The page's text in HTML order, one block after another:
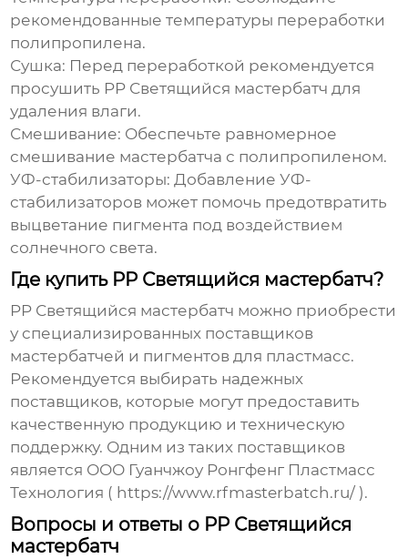
рекомендованные температуры переработки
полипропилена.
Сушка: Перед переработкой рекомендуется
просушить PP Светящийся мастербатч для
удаления влаги.
Смешивание: Обеспечьте равномерное
смешивание мастербатча с полипропиленом.
УФ-стабилизаторы: Добавление УФ-
стабилизаторов может помочь предотвратить
выцветание пигмента под воздействием
солнечного света.
Где купить PP Светящийся мастербатч?
PP Светящийся мастербатч можно приобрести
у специализированных поставщиков
мастербатчей и пигментов для пластмасс.
Рекомендуется выбирать надежных
поставщиков, которые могут предоставить
качественную продукцию и техническую
поддержку. Одним из таких поставщиков
является ООО Гуанчжоу Ронгфенг Пластмасс
Технология ( https://www.rfmasterbatch.ru/ ).
Вопросы и ответы о PP Светящийся
мастербатч